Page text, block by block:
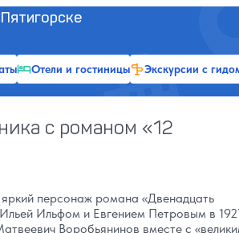
Отели и гостиницы Экскурсии с
с романом «12
персонаж романа «Двенадцать
Ильей Ильфом и Евгением Петровым в
Воробьянинов вместе с